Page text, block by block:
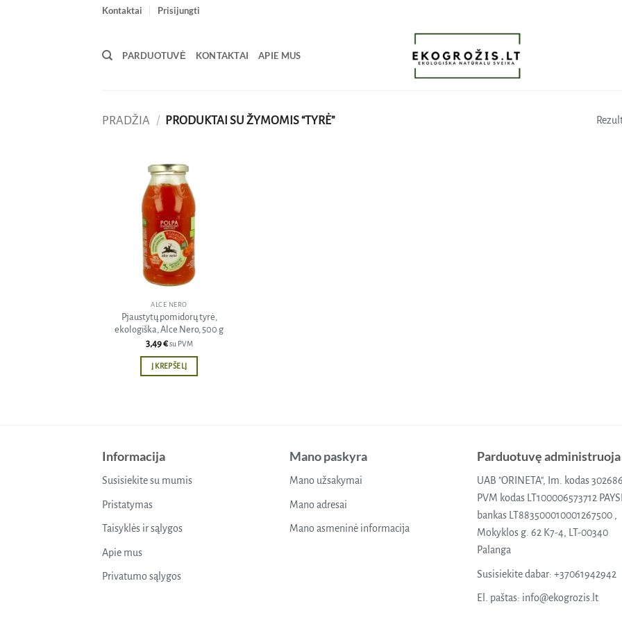
Kontaktai Prisijungti
PARDUOTUVĖ KONTAKTAI APIE MUS
PRADŽIA / PRODUKTAI SU ŽYMOMIS “TYRĖ”
ALCE NERO
Pjaustytų pomidorų tyrė,
ekologiška, Alce Nero, 500 g
3,49€ su PVM
Į KREPŠELĮ
Informacija
Susisiekite su mumis
Pristatymas
Taisyklės ir sąlygos
Apie mus
Privatumo sąlygos
Mano paskyra
Mano užsakymai
Mano adresai
Mano asmeninė informacija
Parduotuvę administruoja
UAB "ORINETA", Im. kodas
PVM kodas LT100006573712
bankas LT883500010001267500 ,
Mokyklos g. 62 K7-4, LT-00340
Palanga
Susisiekite dabar: +37061942942
El. paštas: info@ekogrozis.lt